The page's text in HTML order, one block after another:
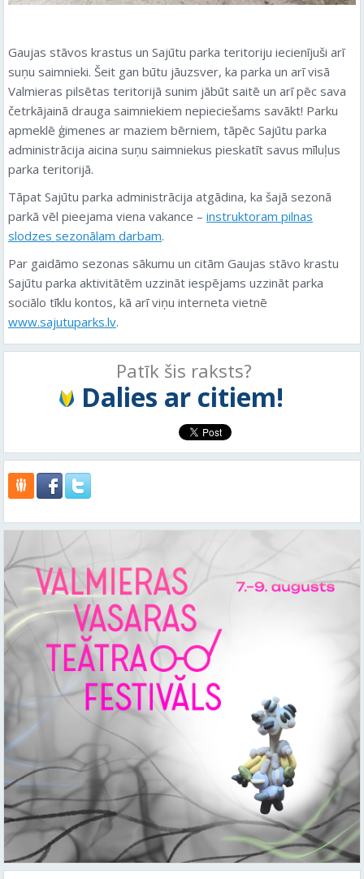
Gaujas stāvos krastus un Sajūtu parka teritoriju iecienījuši arī
suņu saimnieki. Šeit gan būtu jāuzsver, ka parka un arī visā
Valmieras pilsētas teritorijā sunim jābūt saitē un arī pēc sava
četrkājainā drauga saimniekiem nepieciešams savākt! Parku
apmeklē ģimenes ar maziem bērniem, tāpēc Sajūtu parka
administrācija aicina suņu saimniekus pieskatīt savus mīluļus
parka teritorijā.
Tāpat Sajūtu parka administrācija atgādina, ka šajā sezonā
parkā vēl pieejama viena vakance – instruktoram pilnas
slodzes sezonālam darbam.
Par gaidāmo sezonas sākumu un citām Gaujas stāvo krastu
Sajūtu parka aktivitātēm uzzināt iespējams uzzināt parka
sociālo tīklu kontos, kā arī viņu interneta vietnē
www.sajutuparks.lv.
Patīk šis raksts?
Dalies ar citiem!